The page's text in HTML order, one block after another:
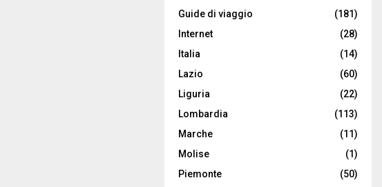
Guide di viaggio
(181)
Internet
(28)
Italia
(14)
Lazio
(60)
Liguria
(22)
Lombardia
(113)
Marche
(11)
Molise
(1)
Piemonte
(50)